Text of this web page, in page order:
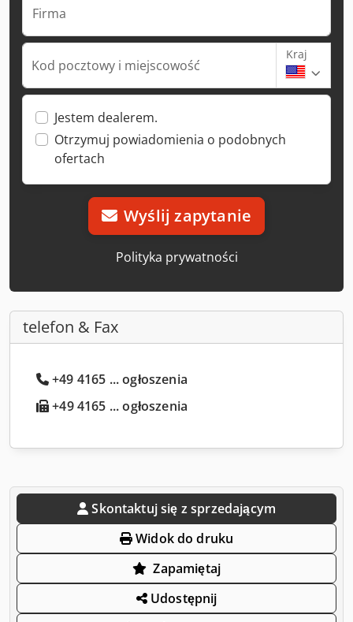
Firma
Kod pocztowy i miejscowość
Kraj
Jestem dealerem.
Otrzymuj powiadomienia o podobnych
ofertach
Wyślij zapytanie
Polityka prywatności
telefon & Fax
+49 4165 ... ogłoszenia
+49 4165 ... ogłoszenia
Skontaktuj się z sprzedającym
Widok do druku
Zapamiętaj
Udostępnij